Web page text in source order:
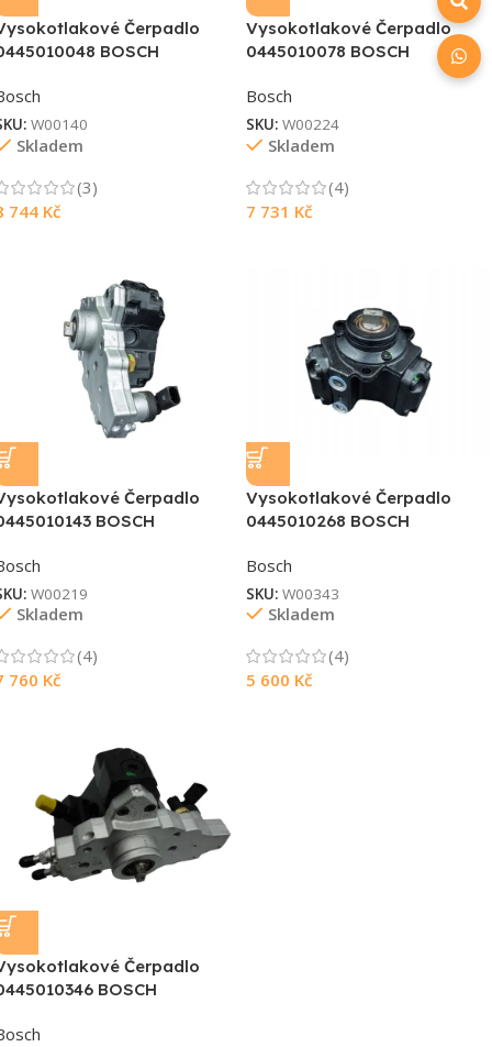
Čerpadlo
BOSCH
W00140
Skladem
(3)
744 Kč
Vysokotlakové Čerpadlo
0445010078 BOSCH
Bosch
SKU: W00224
Skladem
(4)
7 731 Kč
Čerpadlo
BOSCH
W00219
Skladem
(4)
760 Kč
Vysokotlakové Čerpadlo
0445010268 BOSCH
Bosch
SKU: W00343
Skladem
(4)
5 600 Kč
Čerpadlo
BOSCH